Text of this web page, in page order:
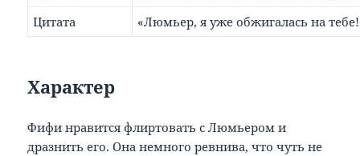
Цитата
«Люмьер, я уже обжигалась на
Характер
Фифи нравится флиртовать с Люмьером и
дразнить его. Она немного ревнива, что чуть не